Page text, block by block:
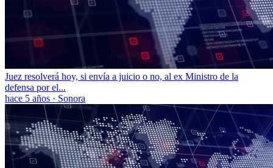
Juez resolverá hoy, si envía a juicio o no, al ex Ministro de la
defensa por el...
hace 5 años · Sonora